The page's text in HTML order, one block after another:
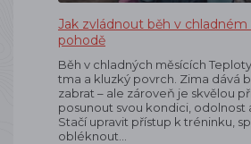
Jak zvládnout běh v
pohodě
Běh v chladných měsících
tma a kluzký povrch. Zima dává
zabrat – ale zároveň je skvělou
posunout svou kondici, odolnost
Stačí upravit přístup k tréninku,
obléknout…